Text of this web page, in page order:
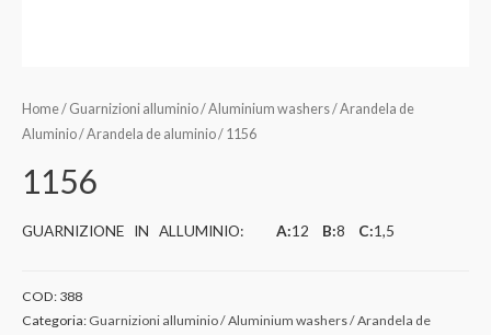
Home/ Guarnizioni alluminio / Aluminium washers / Arandela de
Aluminio / Arandela de aluminio/ 1156
1156
GUARNIZIONE IN ALLUMINIO: A:12 B:8 C:1,5
COD: 388
Categoria: Guarnizioni alluminio / Aluminium washers / Arandela de